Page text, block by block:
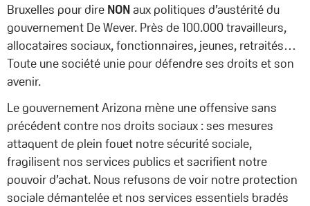
Bruxelles pour dire NONaux politiques d’austérité du
gouvernement De Wever. Près de 100.000 travailleurs,
allocataires sociaux, fonctionnaires, jeunes, retraités…
Toute une société unie pour défendre ses droits et son
avenir.
Le gouvernement Arizona mène une offensive sans
précédent contre nos droits sociaux : ses mesures
attaquent de plein fouet notre sécurité sociale,
fragilisent nos services publics et sacrifient notre
pouvoir d’achat. Nous refusons de voir notre protection
sociale démantelée et nos services essentiels bradés